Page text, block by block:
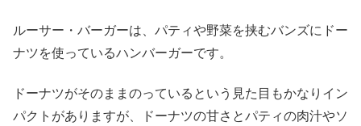
ルーサー・バーガーは、パティや野菜を挟むバンズにドー
ナツを使っているハンバーガーです。
ドーナツがそのままのっているという見た目もかなりイン
パクトがありますが、ドーナツの甘さとパティの肉汁やソ